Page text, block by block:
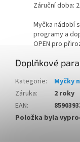
Záruční doba:
Myčka nádobí
programy a
OPEN pro
Doplňkové
Kategorie:
Myčky
Záruka:
2 roky
EAN:
Položka byla